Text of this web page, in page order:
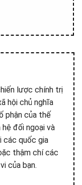
lược chính trị
hội chủ nghĩa
phận của thế
hệ đối ngoại và
các quốc gia
thậm chí các
của bạn.